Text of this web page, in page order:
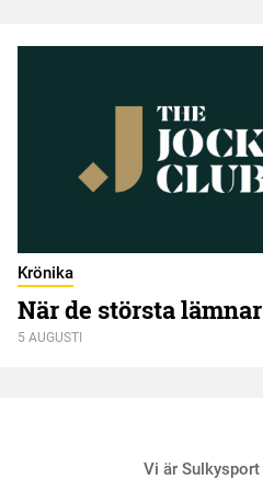
Krönika
När de största lämnar
5 AUGUSTI
Vi är Sulkysport